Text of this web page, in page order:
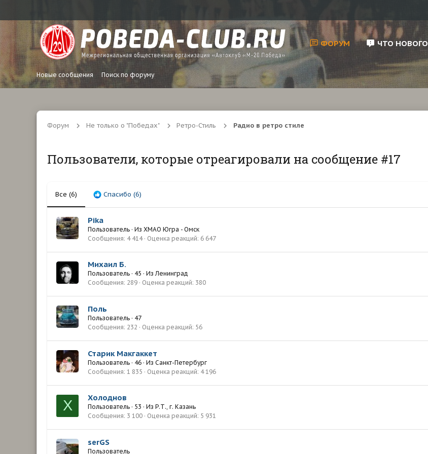
ФОРУМ ЧТО НОВОГО
Новые сообщения Поиск по форуму
Форум Не только о "Победах" Ретро-Стиль Радио в ретро стиле
Пользователи, которые отреагировали на сообщение #17
Все (6) Спасибо (6)
Pika
Пользователь · Из ХМАО Югра - Омск
Сообщения 4 414 Оценка реакций 6 647
Михаил Б.
Пользователь · 45 · ИзЛенинград
Сообщения 289 Оценка реакций 380
Поль
Пользователь · 47
Сообщения 232 Оценка реакций 56
Старик Макгаккет
Пользователь · 46 · Из Санкт-Петербург
Сообщения 1 835 Оценка реакций 4 196
Х Холоднов
Пользователь · 53 · Из Р.Т., г. Казань
Сообщения 3 100 Оценка реакций 5 931
serGS
Пользователь